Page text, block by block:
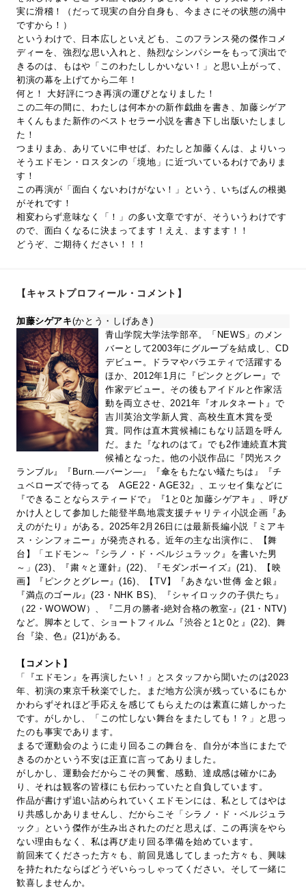
実に滑稽！（だって現実の自分自身も、今まさにその状態の渦中
ですから！）
というわけで、日本広しといえども、このフランス発の傑作コメ
ディーを、強烈な思い入れと、熱烈なシンパシーをもって演出で
きるのは、もはや「このわたししかいない！」と思い上がって、
初演の幕を上げてから二年！
何と！ 大好評につき再演の運びとなりました！
この二年の間に、わたしは何本かの新作戯曲を書き、加藤シゲア
キくんもまた新作のベストセラー小説を書き下し出版いたしまし
た！
つまりまあ、ありていに申せば、わたしと加藤くんは、よりいっ
そうエドモン・ロスタンの「境地」に近づいているわけでありま
す！
この再演が「面白くないわけがない！」という、いちばんの根拠
がそれです！
相変わらず意味なく「！」の多い文章ですが、そういうわけです
ので、面白くなるに決まってます！ええ、ますます！！
どうぞ、ご期待ください！！！
【キャストプロフィール・コメント】
加藤シゲアキ(かとう・しげあき)
青山学院大学法学部卒。「NEWS」のメン
バーとして2003年にグループを結成し、CD
デビュー。ドラマやバラエティで活躍する
ほか、2012年1月に『ピンクとグレー』で
作家デビュー。その後もアイドルと作家活
動を両立させ、2021年『オルタネート』で
吉川英治文学新人賞、高校生直木賞を受
賞。同作は直木賞候補にもなり話題を呼ん
だ。また『なれのはて』でも2作連続直木賞
候補となった。他の小説作品に『閃光スク
ランブル』『Burn.―バーン―』『傘をもたない蟻たちは』『チ
ュベローズで待ってる AGE22・AGE32』、エッセイ集などに
『できることならスティードで』『1と0と加藤シゲアキ』、呼び
かけ人として参加した能登半島地震支援チャリティ小説企画『あ
えのがたり』がある。2025年2月26日には最新長編小説『ミアキ
ス・シンフォニー』が発売される。近年の主な出演作に、【舞
台】「エドモン～『シラノ・ド・ベルジュラック』を書いた男
～」(23)、『粛々と運針』(22)、『モダンボーイズ』(21)、【映
画】『ピンクとグレー』(16)、【TV】『あきない世傳 金と銀』
『満点のゴール』(23・NHK BS)、『シャイロックの子供たち』
（22・WOWOW）、『二月の勝者-絶対合格の教室-』(21・NTV)
など。脚本として、ショートフィルム『渋谷と1と0と』(22)、舞
台『染、色』(21)がある。
【コメント】
「『エドモン』を再演したい！」とスタッフから聞いたのは2023
年、初演の東京千秋楽でした。まだ地方公演が残っているにもか
かわらずそれほど手応えを感じてもらえたのは素直に嬉しかった
です。がしかし、「この忙しない舞台をまたしても！？」と思っ
たのも事実であります。
まるで運動会のように走り回るこの舞台を、自分が本当にまたで
きるのかという不安は正直に言ってありました。
がしかし、運動会だからこその興奮、感動、達成感は確かにあ
り、それは観客の皆様にも伝わっていたと自負しています。
作品が書けず追い詰められていくエドモンには、私としてはやは
り共感しかありませんし、だからこそ「シラノ・ド・ベルジュラ
ック」という傑作が生み出されたのだと思えば、この再演をやら
ない理由もなく、私は再び走り回る準備を始めています。
前回来てくださった方々も、前回見逃してしまった方々も、興味
を持たれたならばどうぞいらっしゃってください。そして一緒に
歓喜しませんか。